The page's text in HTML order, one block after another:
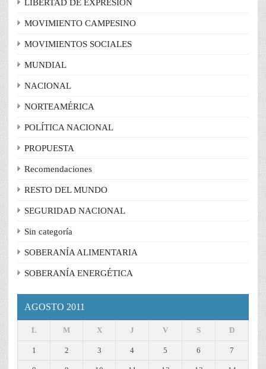
LIBERTAD DE EXPRESIÓN
MOVIMIENTO CAMPESINO
MOVIMIENTOS SOCIALES
MUNDIAL
NACIONAL
NORTEAMÉRICA
POLÍTICA NACIONAL
PROPUESTA
Recomendaciones
RESTO DEL MUNDO
SEGURIDAD NACIONAL
Sin categoría
SOBERANÍA ALIMENTARIA
SOBERANÍA ENERGÉTICA
AGOSTO 2011
L M X J V S D
1 2 3 4 5 6 7